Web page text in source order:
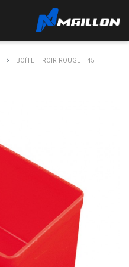
BOÎTE TIROIR ROUGE H45